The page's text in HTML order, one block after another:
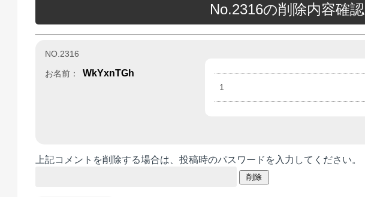
No.2316の削除内容確認
NO.2316
お名前： WkYxnTGh
1
上記コメントを削除する場合は、投稿時のパスワードを入力してください。